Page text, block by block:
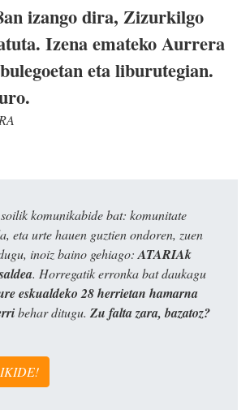
izango dira, Zizurkilgo
Izena emateko Aurrera
eta liburutegian.
komunikabide bat: komunitate
eta urte hauen guztien ondoren, zuen
inoiz baino gehiago:ATARIAk
. Horregatik erronka bat daukagu
eskualdeko 28 herrietan hamarna
behar ditugu. Zu falta zara, bazatoz?